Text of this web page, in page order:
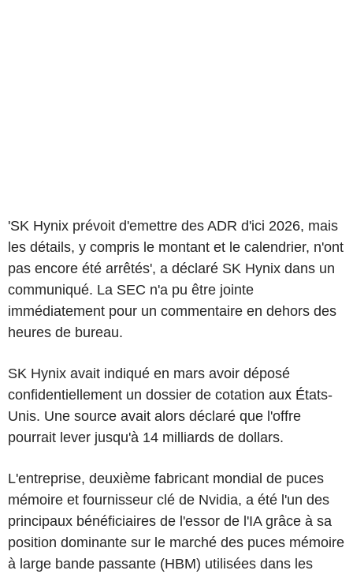
'SK Hynix prévoit d'emettre des ADR d'ici 2026, mais
les détails, y compris le montant et le calendrier, n'ont
pas encore été arrêtés', a déclaré SK Hynix dans un
communiqué. La SEC n'a pu être jointe
immédiatement pour un commentaire en dehors des
heures de bureau.
SK Hynix avait indiqué en mars avoir déposé
confidentiellement un dossier de cotation aux États-
Unis. Une source avait alors déclaré que l'offre
pourrait lever jusqu'à 14 milliards de dollars.
L'entreprise, deuxième fabricant mondial de puces
mémoire et fournisseur clé de Nvidia, a été l'un des
principaux bénéficiaires de l'essor de l'IA grâce à sa
position dominante sur le marché des puces mémoire
à large bande passante (HBM) utilisées dans les